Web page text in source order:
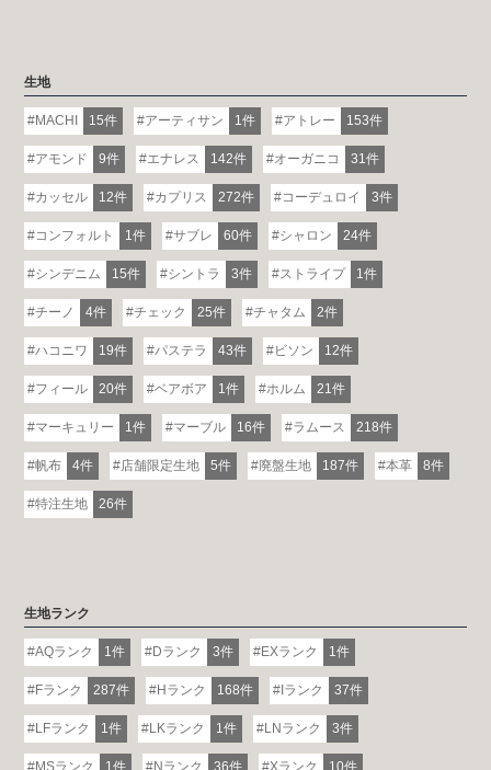
生地
MACHI 15件 アーティサン 1件 アトレー 153件
アモンド 9件 エナレス 142件 オーガニコ 31件
カッセル 12件 カプリス 272件 コーデュロイ 3件
コンフォルト 1件 サブレ 60件 シャロン 24件
シンデニム 15件 シントラ 3件 ストライプ 1件
チーノ 4件 チェック 25件 チャタム 2件
ハコニワ 19件 パステラ 43件 ビソン 12件
フィール 20件 ベアボア 1件 ホルム 21件
マーキュリー 1件 マーブル 16件 ラムース 218件
帆布 4件 店舗限定生地 5件 廃盤生地 187件 本革 8件
特注生地 26件
生地ランク
AQランク 1件 Dランク 3件 EXランク 1件
Fランク 287件 Hランク 168件 Iランク 37件
LFランク 1件 LKランク 1件 LNランク 3件
MSランク 1件 Nランク 36件 Xランク 10件